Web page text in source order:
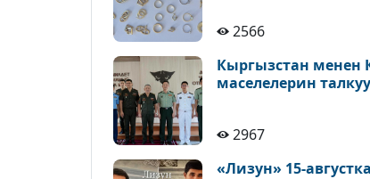
2566
Кыргызстан менен
маселелерин
2967
«Лизун» 15-